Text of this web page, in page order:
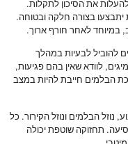
את הסיכון לתקלות.
יתבצעו בצורה חלקה ובטוחה.
במיוחד לאחר חורף ארוך.
להוביל לבעיות במהלך
לוודא שאין בהם פגיעות,
הבלמים חייבת להיות במצב
נוזל הבלמים ונוזל הקירור. כל
תחזוקה שוטפת יכולה